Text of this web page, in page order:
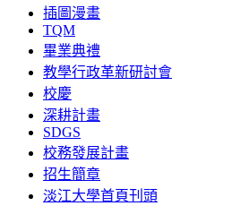
插圖漫畫
TQM
畢業典禮
教學行政革新研討會
校慶
深耕計畫
SDGS
校務發展計畫
招生簡章
淡江大學首頁刊頭